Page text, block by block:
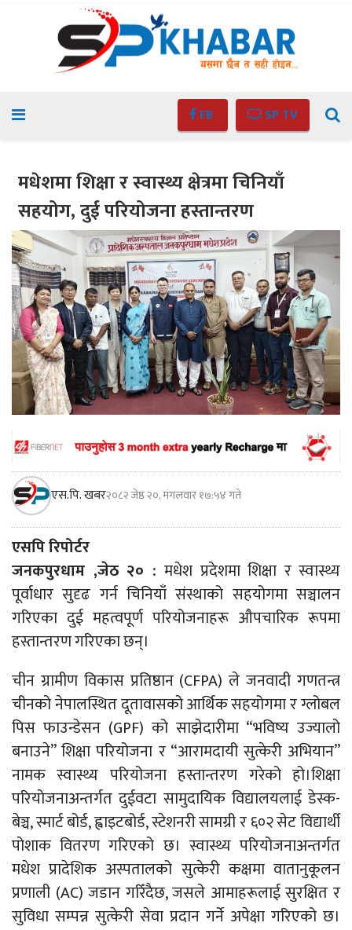
FB SP TV
मधेशमा शिक्षा र स्वास्थ्य क्षेत्रमा चिनियाँ
सहयोग, दुई परियोजना हस्तान्तरण
एस.पि. खबर२०८२ जेष्ठ २०, मंगलवार १७:५४ गते
एसपि रिपोर्टर
जनकपुरधाम ,जेठ २० : मधेश प्रदेशमा शिक्षा र स्वास्थ्य
पूर्वाधार सुदृढ गर्न चिनियाँ संस्थाको सहयोगमा सञ्चालन
गरिएका दुई महत्वपूर्ण परियोजनाहरू औपचारिक रूपमा
हस्तान्तरण गरिएका छन्।
चीन ग्रामीण विकास प्रतिष्ठान (CFPA) ले जनवादी गणतन्त्र
चीनको नेपालस्थित दूतावासको आर्थिक सहयोगमा र ग्लोबल
पिस फाउन्डेसन (GPF) को साझेदारीमा “भविष्य उज्यालो
बनाउने” शिक्षा परियोजना र “आरामदायी सुत्केरी अभियान”
नामक स्वास्थ्य परियोजना हस्तान्तरण गरेको हो।शिक्षा
परियोजनाअन्तर्गत दुईवटा सामुदायिक विद्यालयलाई डेस्क-
बेञ्च, स्मार्ट बोर्ड, ह्वाइटबोर्ड, स्टेशनरी सामग्री र ६०२ सेट विद्यार्थी
पोशाक वितरण गरिएको छ। स्वास्थ्य परियोजनाअन्तर्गत
मधेश प्रादेशिक अस्पतालको सुत्केरी कक्षमा वातानुकूलन
प्रणाली (AC) जडान गरिँदैछ, जसले आमाहरूलाई सुरक्षित र
सुविधा सम्पन्न सुत्केरी सेवा प्रदान गर्ने अपेक्षा गरिएको छ।